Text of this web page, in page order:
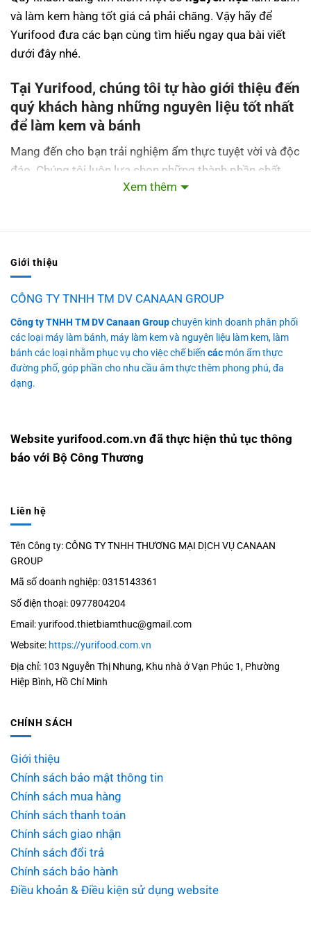
và làm kem hàng tốt giá cả phải chăng. Vậy hãy để
Yurifood đưa các bạn cùng tìm hiểu ngay qua bài viết
dưới đây nhé.
Tại Yurifood, chúng tôi tự hào giới thiệu đến
quý khách hàng những nguyên liệu tốt nhất
để làm kem và bánh
Mang đến cho bạn trải nghiệm ẩm thực tuyệt vời và độc
đáo. Chúng tôi luôn lựa chọn những thành phần chất
lượng. Tự nhiên và an toàn để tạo ra những sản phẩm
nhất từ các nguồn đáng tin cậy để đảm bảo kem và
bánh của chúng tôi. Có hương vị tinh tế và độ mềm mại
hoàn hảo.
2. Trái cây tươi:Nguyên liệu trái cây tươi sẽ là điểm đặc
biệt của những sản phẩm của chúng tôi. Chúng tôi tận
dụng sự tươi ngon và hương thơm tự nhiên của trái cây
để tạo ra những hương vị độc đáo và hấp dẫn.
phần chocolate. Chúng tôi sử dụng chocolate cao cấp
với cacao chọn lọc. Sự hòa quyện hoàn hảo giữa độ
chọn lựa bột mỳ và nguyên liệu làm bánh chất lượng
xốp phù hợp.
5. Thạch và các phụ gia tự nhiên:Các sản phẩm của
chúng tôi được làm từ thạch và phụ gia tự nhiên. Giúp
tăng thêm độ mềm và độ đàn hồi, đồng thời tạo ra
hương vị độc đáo và bổ dưỡng.
Ngoài Các Nguyên Liệu Làm Kem Và Bột Làm Bánh
Thông Thường Như:
Bột Làm Bánh:
Bột Làm Bánh Cá
Bột Làm Bánh Canaan
Bột Làm Bánh Đồng Xu Phô Mai
Xem thêm
Giới thiệu
CÔNG TY TNHH TM DV CANAAN GROUP
Công ty TNHH TM DV Canaan Groupchuyên kinh doanh phân phối
các loại máy làm bánh, máy làm kem và nguyên liệu làm kem, làm
bánh các loại nhằm phục vụ cho việc chế biến các món ẩm thực
đường phố, góp phần cho nhu cầu âm thực thêm phong phú, đa
dạng.
Website yurifood.com.vn đã thực hiện thủ tục thông
báo với Bộ Công Thương
Liên hệ
Tên Công ty: CÔNG TY TNHH THƯƠNG MẠI DỊCH VỤ CANAAN
GROUP
Mã số doanh nghiệp: 0315143361
Số điện thoại: 0977804204
Email: yurifood.thietbiamthuc@gmail.com
Website: https://yurifood.com.vn
Địa chỉ: 103 Nguyễn Thị Nhung, Khu nhà ở Vạn Phúc 1, Phường
Hiệp Bình, Hồ Chí Minh
CHÍNH SÁCH
Giới thiệu
Chính sách bảo mật thông tin
Chính sách mua hàng
Chính sách thanh toán
Chính sách giao nhận
Chính sách đổi trả
Chính sách bảo hành
Điều khoản & Điều kiện sử dụng website